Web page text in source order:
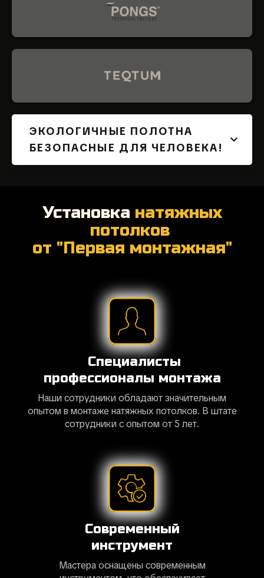
ЭКОЛОГИЧНЫЕ ПОЛОТНА
БЕЗОПАСНЫЕ ДЛЯ ЧЕЛОВЕКА!
Установка натяжных
потолков
от "Первая монтажная"
Специалисты
профессионалы монтажа
Наши сотрудники обладают значительным
опытом в монтаже натяжных потолков. В штате
сотрудники с опытом от 5 лет.
Современный
инструмент
Мастера оснащены современным